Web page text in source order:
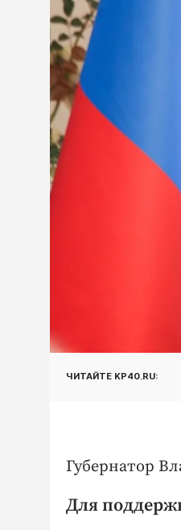
ЧИТАЙТЕ KP40.RU:
Губернатор
Для